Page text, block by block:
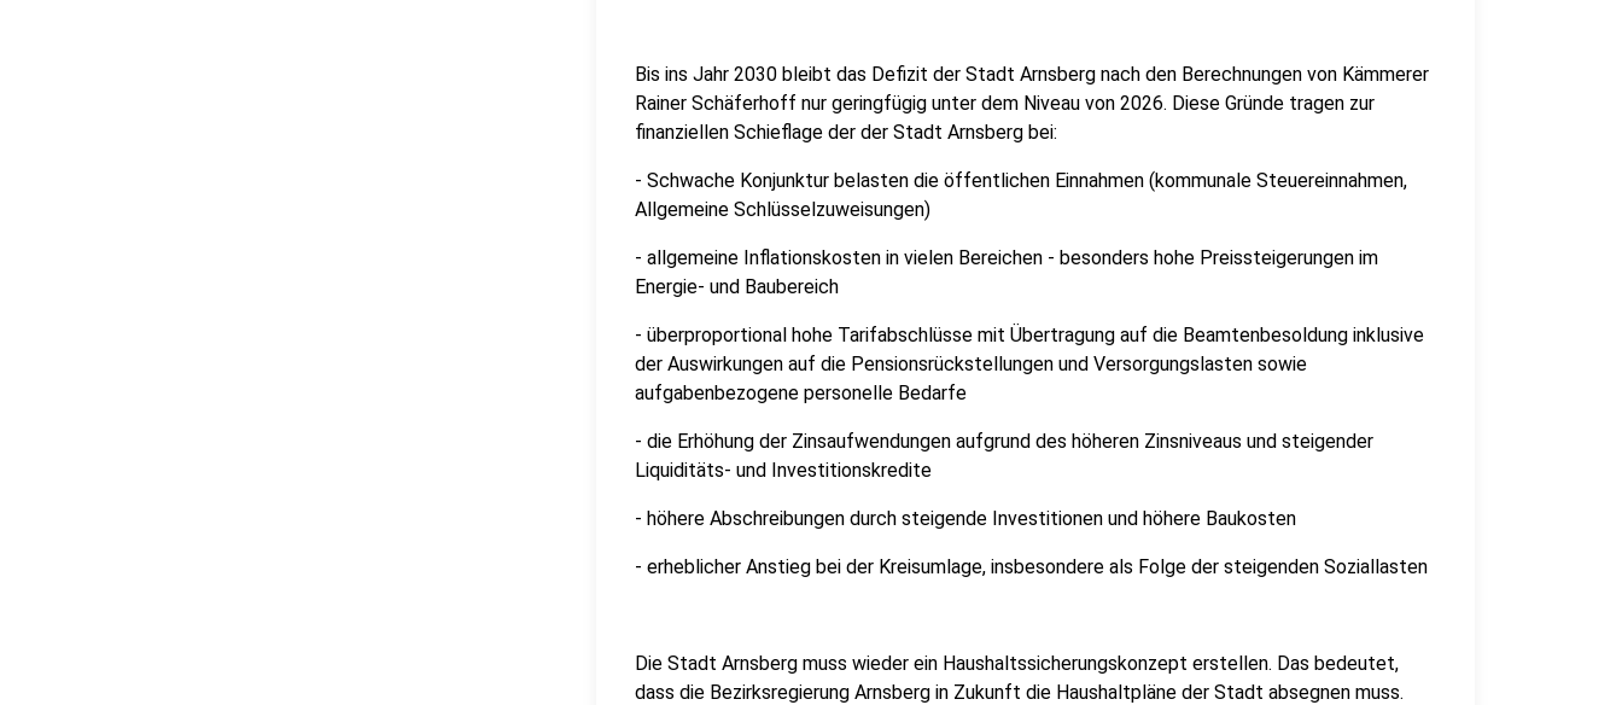
Bis ins Jahr 2030 bleibt das Defizit der Stadt Arnsberg nach den Berechnungen von Kämmerer
Rainer Schäferhoff nur geringfügig unter dem Niveau von 2026. Diese Gründe tragen zur
finanziellen Schieflage der der Stadt Arnsberg bei:
- Schwache Konjunktur belasten die öffentlichen Einnahmen (kommunale Steuereinnahmen,
Allgemeine Schlüsselzuweisungen)
- allgemeine Inflationskosten in vielen Bereichen - besonders hohe Preissteigerungen im
Energie- und Baubereich
- überproportional hohe Tarifabschlüsse mit Übertragung auf die Beamtenbesoldung inklusive
der Auswirkungen auf die Pensionsrückstellungen und Versorgungslasten sowie
aufgabenbezogene personelle Bedarfe
- die Erhöhung der Zinsaufwendungen aufgrund des höheren Zinsniveaus und steigender
Liquiditäts- und Investitionskredite
- höhere Abschreibungen durch steigende Investitionen und höhere Baukosten
- erheblicher Anstieg bei der Kreisumlage, insbesondere als Folge der steigenden Soziallasten
Die Stadt Arnsberg muss wieder ein Haushaltssicherungskonzept erstellen. Das bedeutet,
dass die Bezirksregierung Arnsberg in Zukunft die Haushaltpläne der Stadt absegnen muss.